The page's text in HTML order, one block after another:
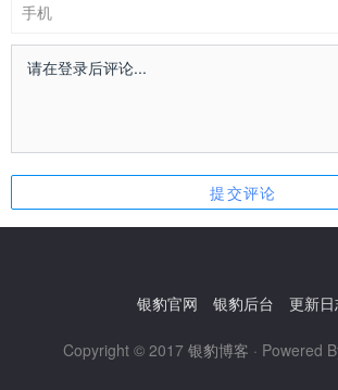
手机
银豹官网 银豹后台 更新
Copyright © 2017 银豹博客 · Powered